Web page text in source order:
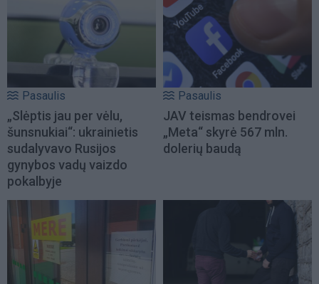
Pasaulis
„Slėptis jau per vėlu,
šunsnukiai“: ukrainietis
sudalyvavo Rusijos
gynybos vadų vaizdo
pokalbyje
Pasaulis
JAV teismas bendrovei
„Meta“ skyrė 567 mln.
dolerių baudą